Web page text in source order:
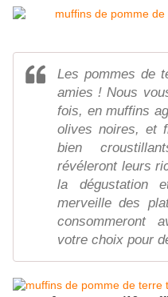
Les pommes de
amies ! Nous
fois, en muffins
olives noires, et
bien
révéleront leurs
la dégustation
merveille des
consommeront
votre choix pour